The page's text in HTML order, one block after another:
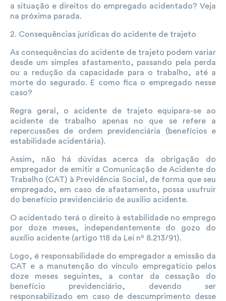
a situação e direitos do empregado acidentado? Veja
na próxima parada.
2. Consequências jurídicas do acidente de trajeto
As consequências do acidente de trajeto podem variar
desde um simples afastamento, passando pela perda
ou a redução da capacidade para o trabalho, até a
morte do segurado. E como fica o empregado nesse
caso?
Regra geral, o acidente de trajeto equipara-se ao
acidente de trabalho apenas no que se refere a
repercussões de ordem previdenciária (benefícios e
estabilidade acidentária).
Assim, não há dúvidas acerca da obrigação do
empregador de emitir a Comunicação de Acidente do
Trabalho (CAT) à Previdência Social, de forma que seu
empregado, em caso de afastamento, possa usufruir
do benefício previdenciário de auxilio acidente.
O acidentado terá o direito à estabilidade no emprego
por doze meses, independentemente do gozo do
auxílio acidente (artigo 118 da Lei nº 8.213/91).
Logo, é responsabilidade do empregador a emissão da
CAT e a manutenção do vínculo empregatício pelos
doze meses seguintes, a contar da cessação do
benefício previdenciário, devendo ser
responsabilizado em caso de descumprimento desse